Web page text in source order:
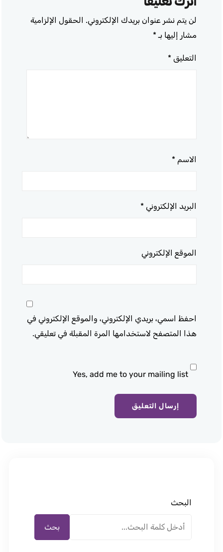
لن يتم نشر عنوان بريدك الإلكتروني. الحقول الإلزامية
مشار إليها بـ*
التعليق *
الاسم *
البريد الإلكتروني *
الموقع الإلكتروني
احفظ اسمي، بريدي الإلكتروني، والموقع الإلكتروني في
هذا المتصفح لاستخدامها المرة المقبلة في تعليقي.
البحث
بحث